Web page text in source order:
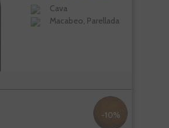
Cava
Macabeo, Parellada
-10%